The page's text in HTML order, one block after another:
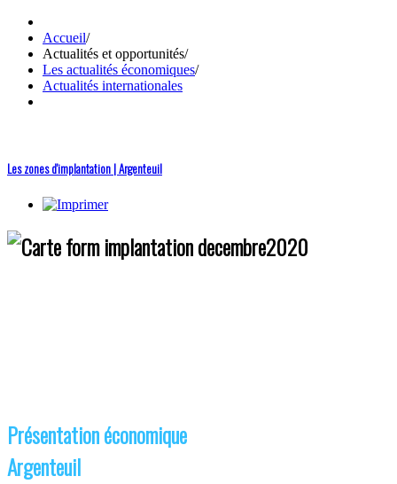
Accueil/
Actualités et opportunités/
Les actualités économiques/
Actualités internationales
Les zones d'implantation | Argenteuil
Présentation économique
Argenteuil